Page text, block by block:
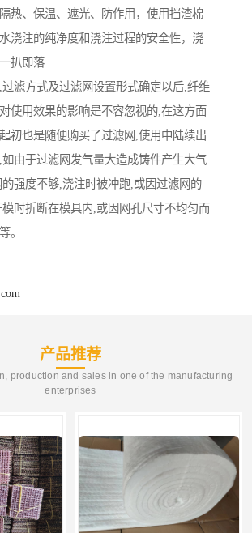
热、保温、遮光、防作用，使用挡渣棉
浇注的纯净度和浇注过程的安全性，浇
扒即落
滤方式及过滤网设置形式确定以后,纤维
使用效果的影响是不容忽视的,在这方面
初也是随便购买了过滤网,使用中陆续出
由于过滤网发气量大造成铸件产生大气
强度不够,浇注时被冲跑,或因过滤网的
时折断在模具内,或因网孔尺寸不均匀而
。
产品推荐
production and sales in one of the manufacturing
enterprises